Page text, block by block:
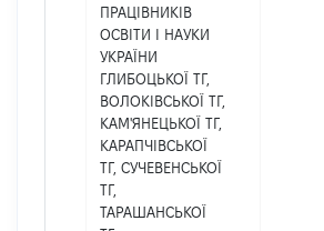
ПРАЦІВНИКІВ
ОСВІТИ І НАУКИ
УКРАЇНИ
ГЛИБОЦЬКОЇ ТГ,
ВОЛОКІВСЬКОЇ ТГ,
КАМ'ЯНЕЦЬКОЇ ТГ,
КАРАПЧІВСЬКОЇ
ТГ, СУЧЕВЕНСЬКОЇ
ТГ,
ТАРАШАНСЬКОЇ